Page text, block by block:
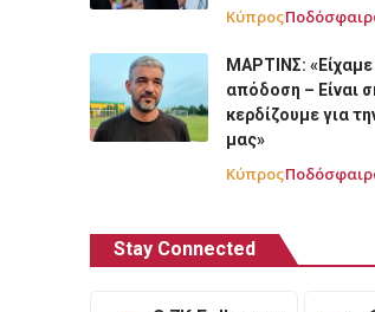
Κύπρος
ΜΑΡΤΙΝΣ:
απόδοση – Είναι
κερδίζουμε για
μας»
Κύπρος
Stay Connected